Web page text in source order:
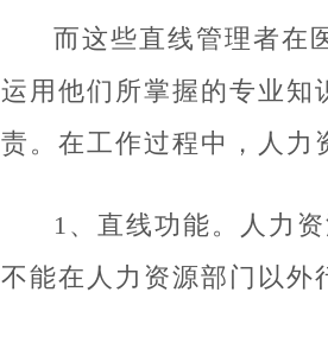
而这些直线管理者在
运用他们所掌握的专业知
责。在工作过程中，人力
1、直线功能。人力
不能在人力资源部门以外